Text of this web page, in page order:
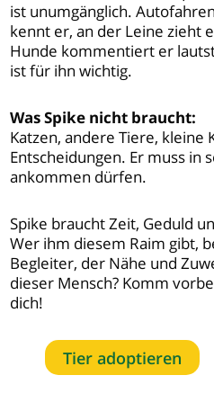
ist unumgänglich.
kennt er, an der Leine zieht
Hunde kommentiert er
ist für ihn wichtig.
Was Spike nicht braucht:
Katzen, andere Tiere,
Entscheidungen. Er muss in
ankommen dürfen.
Spike braucht Zeit, Geduld
Wer ihm diesem Raim gibt,
Begleiter, der Nähe und
dieser Mensch? Komm
dich!
Tier adoptieren